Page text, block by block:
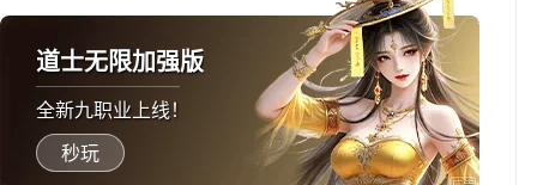
道士无限加强版
全新九职业上线！
秒玩